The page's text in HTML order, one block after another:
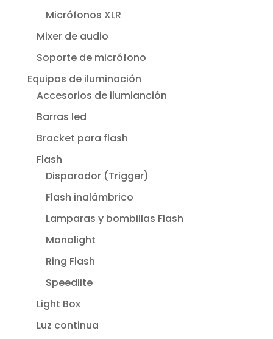
Micrófonos XLR
Mixer de audio
Soporte de micrófono
Equipos de iluminación
Accesorios de ilumianción
Barras led
Bracket para flash
Flash
Disparador (Trigger)
Flash inalámbrico
Lamparas y bombillas Flash
Monolight
Ring Flash
Speedlite
Light Box
Luz continua